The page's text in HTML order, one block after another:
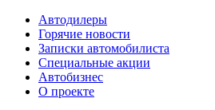
Автодилеры
Горячие новости
Записки автомобилиста
Специальные акции
Автобизнес
О проекте